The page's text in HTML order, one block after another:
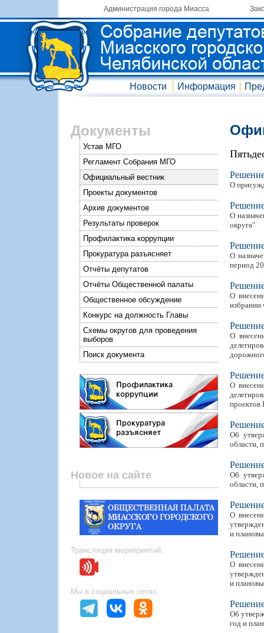
Администрация города Миасса
Новости Информация
Документы
Устав МГО
Регламент Собрания МГО
Официальный вестник
Проекты документов
Архив документов
Результаты проверок
Профилактика коррупции
Прокуратура разъясняет
Отчёты депутатов
Отчёты Общественной палаты
Общественное обсуждение
Конкурс на должность Главы
Схемы округов для проведения
выборов
Поиск документа
Новое на сайте
Трансляция мероприятий:
Мы в социальных сетях:
О
О
округа"
О
период
О
избрании
О
О
проектов
Об
области,
Об
области,
О
и
О
и
Об
год и